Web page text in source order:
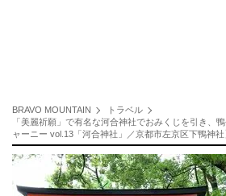
BRAVO MOUNTAIN
トラベル
「美麗祈願」で有名な河合神社でおみくじを引き、
ャーニー vol.13「河合神社」／京都市左京区下鴨神社